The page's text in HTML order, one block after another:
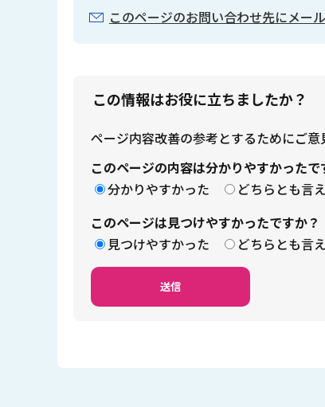
このページのお問い合わせ先にメー
この情報はお役に立ちましたか？
ページ内容改善の参考とするためにご意
このページの内容は分かりやすかったで
分かりやすかった
どちらとも言
このページは見つけやすかったですか？
見つけやすかった
どちらとも言